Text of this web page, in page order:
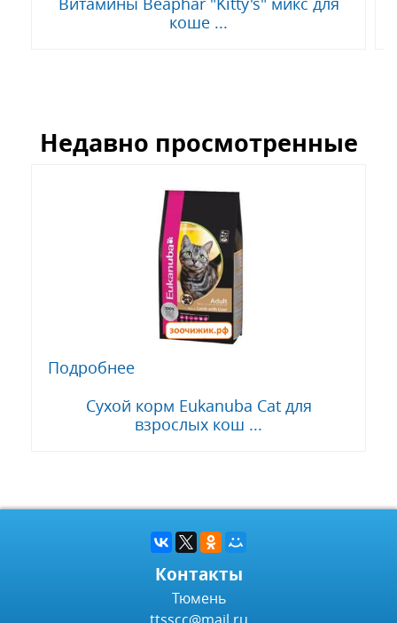
коше ...
Недавно просмотренные
Подробнее
Сухой корм Eukanuba Cat для
взрослых кош ...
Контакты
Тюмень